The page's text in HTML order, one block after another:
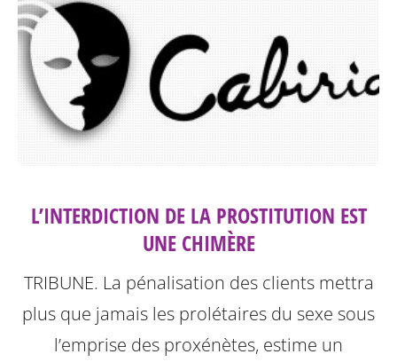
L’INTERDICTION DE LA PROSTITUTION EST
UNE CHIMÈRE
TRIBUNE. La pénalisation des clients mettra
plus que jamais les prolétaires du sexe sous
l’emprise des proxénètes, estime un